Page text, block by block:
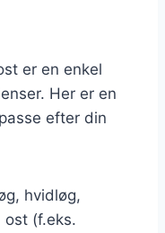
er en enkel
Her er en
efter din
hvidløg,
ost (f.eks.